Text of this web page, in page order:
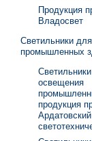
Продукция
Владосвет
Светильники
промышленных
освещения
продукция
Ардатовский